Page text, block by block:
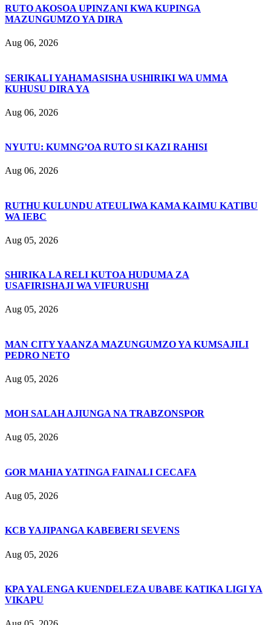
RUTO AKOSOA UPINZANI KWA KUPINGA
MAZUNGUMZO YA DIRA
Aug 06, 2026
SERIKALI YAHAMASISHA USHIRIKI WA UMMA
KUHUSU DIRA YA
Aug 06, 2026
NYUTU: KUMNG’OA RUTO SI KAZI RAHISI
Aug 06, 2026
RUTHU KULUNDU ATEULIWA KAMA KAIMU KATIBU
WA IEBC
Aug 05, 2026
SHIRIKA LA RELI KUTOA HUDUMA ZA
USAFIRISHAJI WA VIFURUSHI
Aug 05, 2026
MAN CITY YAANZA MAZUNGUMZO YA KUMSAJILI
PEDRO NETO
Aug 05, 2026
MOH SALAH AJIUNGA NA TRABZONSPOR
Aug 05, 2026
GOR MAHIA YATINGA FAINALI CECAFA
Aug 05, 2026
KCB YAJIPANGA KABEBERI SEVENS
Aug 05, 2026
KPA YALENGA KUENDELEZA UBABE KATIKA LIGI YA
VIKAPU